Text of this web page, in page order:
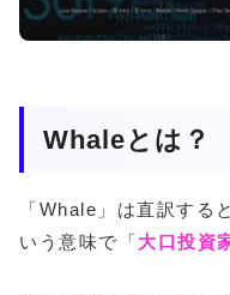
Whaleとは？
「Whale」は直訳する
いう意味で「大口投資